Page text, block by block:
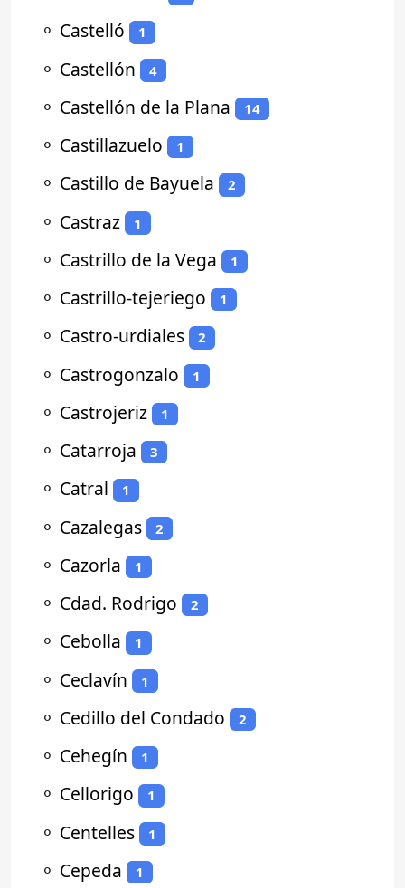
⚬ Castelló 1
⚬ Castellón 4
⚬ Castellón de la Plana 14
⚬ Castillazuelo 1
⚬ Castillo de Bayuela 2
⚬ Castraz 1
⚬ Castrillo de la Vega 1
⚬ Castrillo-tejeriego 1
⚬ Castro-urdiales 2
⚬ Castrogonzalo 1
⚬ Castrojeriz 1
⚬ Catarroja 3
⚬ Catral 1
⚬ Cazalegas 2
⚬ Cazorla 1
⚬ Cdad. Rodrigo 2
⚬ Cebolla 1
⚬ Ceclavín 1
⚬ Cedillo del Condado 2
⚬ Cehegín 1
⚬ Cellorigo 1
⚬ Centelles 1
⚬ Cepeda 1